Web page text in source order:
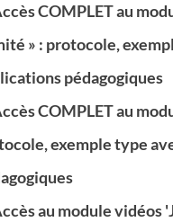
COMPLET au
» : protocole,
pédagogiques
COMPLET au
exemple type
au module vidéos